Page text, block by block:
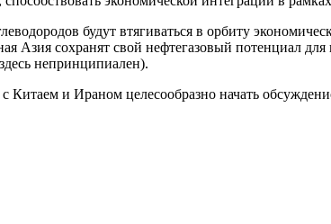
будут втягиваться в орбиту
Азия сохранят свой нефтегазовый потенциал
непринципиален).
и Ираном целесообразно начать